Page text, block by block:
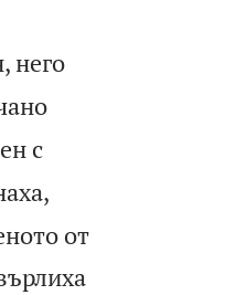
него
с
от